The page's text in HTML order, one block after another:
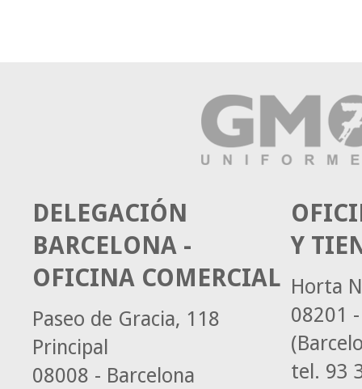
Y
Horta
08201
tel. 93
DELEGACIÓN
BARCELONA -
OFICINA COMERCIAL
Paseo de Gracia, 118
Principal
08008 - Barcelona